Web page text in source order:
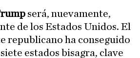
será, nuevamente,
de los Estados Unidos. El
republicano ha conseguido
estados bisagra, clave